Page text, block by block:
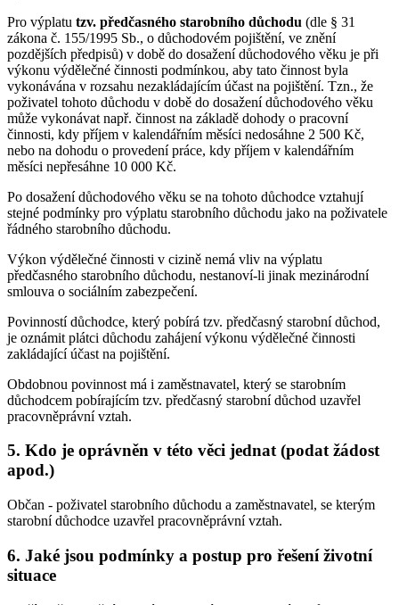
Pro výplatu tzv. předčasného starobního důchodu (dle § 31
zákona č. 155/1995 Sb., o důchodovém pojištění, ve znění
pozdějších předpisů) v době do dosažení důchodového věku je při
výkonu výdělečné činnosti podmínkou, aby tato činnost byla
vykonávána v rozsahu nezakládajícím účast na pojištění. Tzn., že
poživatel tohoto důchodu v době do dosažení důchodového věku
může vykonávat např. činnost na základě dohody o pracovní
činnosti, kdy příjem v kalendářním měsíci nedosáhne 2 500 Kč,
nebo na dohodu o provedení práce, kdy příjem v kalendářním
měsíci nepřesáhne 10 000 Kč.
Po dosažení důchodového věku se na tohoto důchodce vztahují
stejné podmínky pro výplatu starobního důchodu jako na poživatele
řádného starobního důchodu.
Výkon výdělečné činnosti v cizině nemá vliv na výplatu
předčasného starobního důchodu, nestanoví-li jinak mezinárodní
smlouva o sociálním zabezpečení.
Povinností důchodce, který pobírá tzv. předčasný starobní důchod,
je oznámit plátci důchodu zahájení výkonu výdělečné činnosti
zakládající účast na pojištění.
Obdobnou povinnost má i zaměstnavatel, který se starobním
důchodcem pobírajícím tzv. předčasný starobní důchod uzavřel
pracovněprávní vztah.
5. Kdo je oprávněn v této věci jednat (podat žádost
apod.)
Občan - poživatel starobního důchodu a zaměstnavatel, se kterým
starobní důchodce uzavřel pracovněprávní vztah.
6. Jaké jsou podmínky a postup pro řešení životní
situace